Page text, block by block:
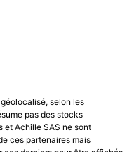
selon les
pas des stocks
et Achille SAS ne sont
ces partenaires mais